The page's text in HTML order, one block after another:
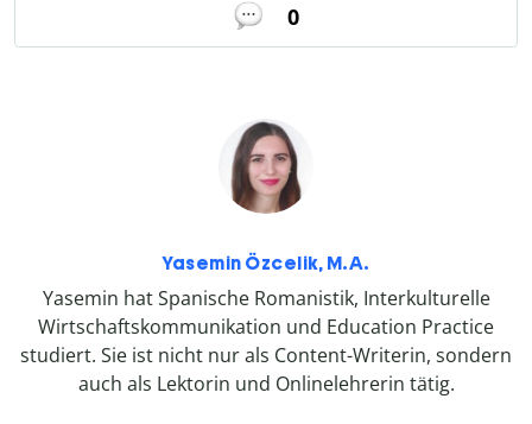
0
Yasemin Özcelik, M.A.
Yasemin hat Spanische Romanistik, Interkulturelle
Wirtschaftskommunikation und Education Practice
studiert. Sie ist nicht nur als Content-Writerin, sondern
auch als Lektorin und Onlinelehrerin tätig.